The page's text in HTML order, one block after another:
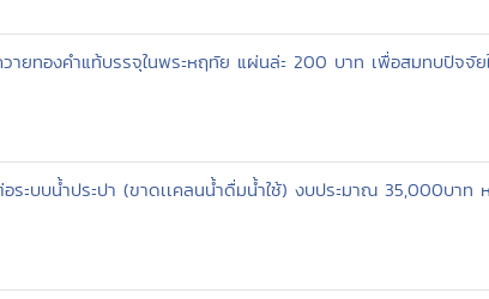
ยทองคำแท้บรรจุในพระหฤทัย แผ่นล่ะ 200 บาท เพื่อสมทบปัจจัย
ระบบน้ำประปา (ขาดเเคลนน้ำดื่มน้ำใช้) งบประมาณ 35,000บา